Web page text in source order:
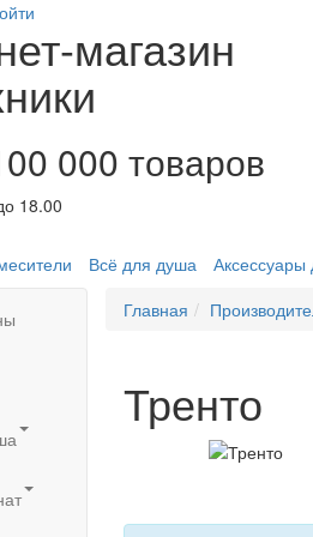
магазин
000 товаров
18.00
Всё для душа
Главная
Тренто